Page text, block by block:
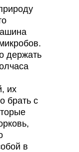
держать
их
брать с
в